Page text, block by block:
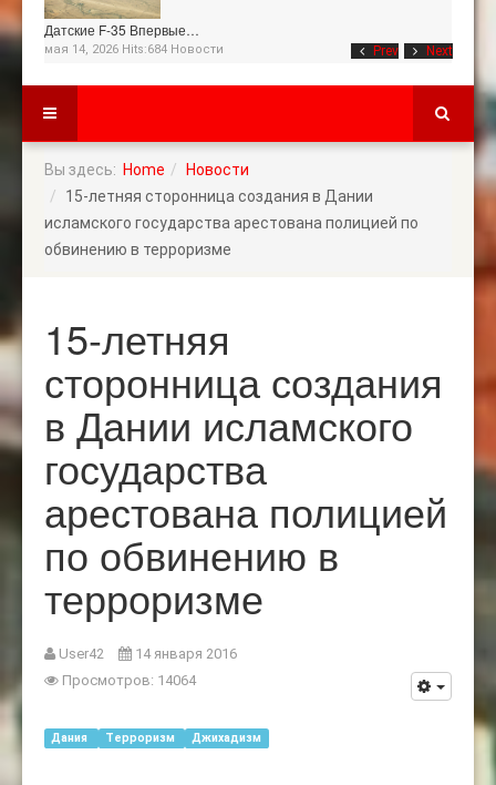
Prev Next
Датские F-35 Впервые…
мая 14, 2026 Hits:684 Новости
Вы здесь: Home
Новости
15-летняя сторонница создания в Дании
исламского государства арестована полицией по
обвинению в терроризме
15-летняя
сторонница создания
в Дании исламского
государства
арестована полицией
по обвинению в
терроризме
User42
14 января 2016
Просмотров: 14064
Дания Терроризм Джихадизм